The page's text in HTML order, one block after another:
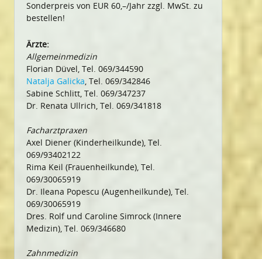
Sonderpreis von EUR 60,–/Jahr zzgl. MwSt. zu
bestellen!
Ärzte:
Allgemeinmedizin
Florian Düvel, Tel. 069/344590
Natalja Galicka, Tel. 069/342846
Sabine Schlitt, Tel. 069/347237
Dr. Renata Ullrich, Tel. 069/341818
Facharztpraxen
Axel Diener (Kinderheilkunde), Tel.
069/93402122
Rima Keil (Frauenheilkunde), Tel.
069/30065919
Dr. Ileana Popescu (Augenheilkunde), Tel.
069/30065919
Dres. Rolf und Caroline Simrock (Innere
Medizin), Tel. 069/346680
Zahnmedizin